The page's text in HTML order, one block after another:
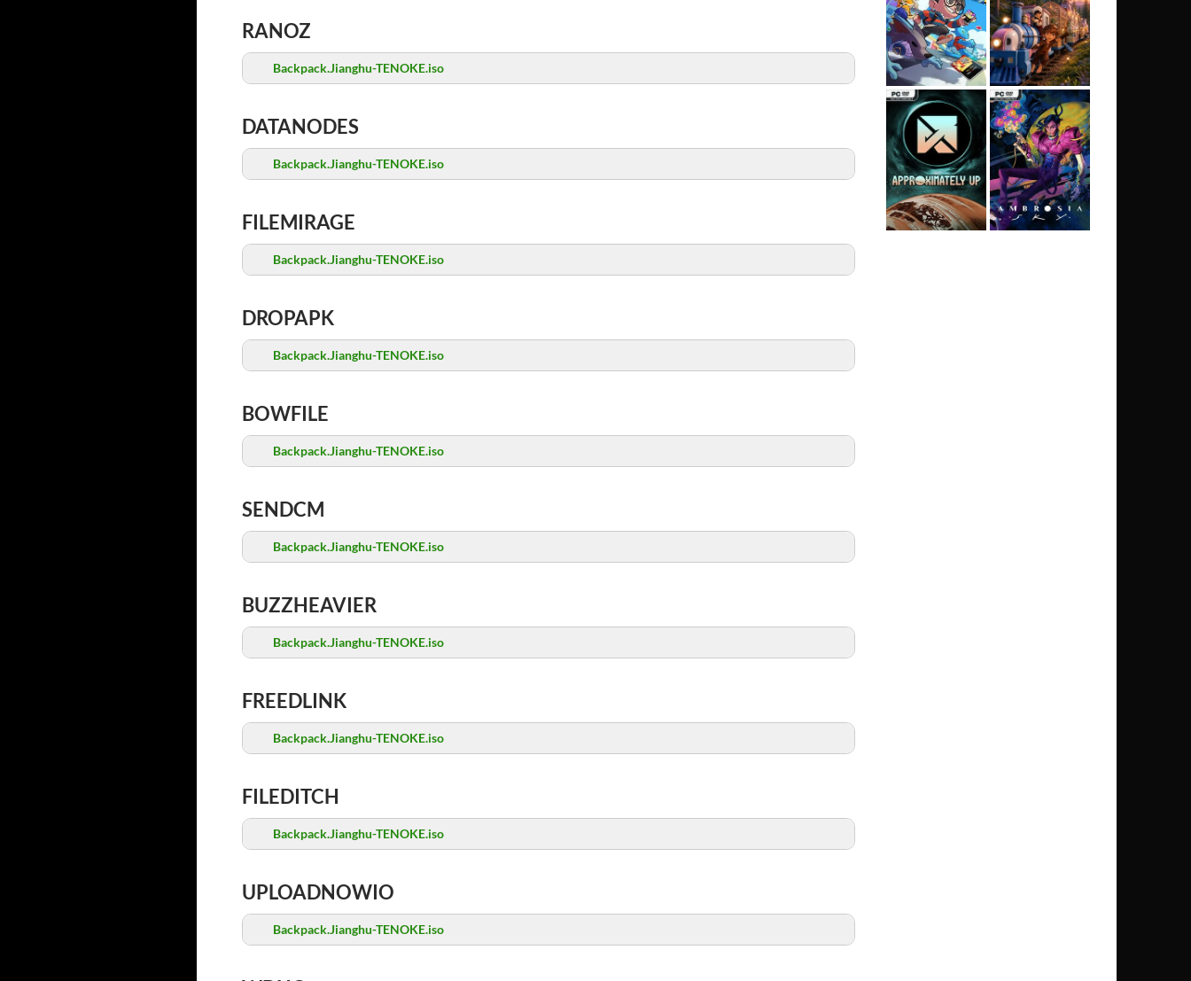
RANOZ
Backpack.Jianghu-TENOKE.iso
DATANODES
Backpack.Jianghu-TENOKE.iso
FILEMIRAGE
Backpack.Jianghu-TENOKE.iso
DROPAPK
Backpack.Jianghu-TENOKE.iso
BOWFILE
Backpack.Jianghu-TENOKE.iso
SENDCM
Backpack.Jianghu-TENOKE.iso
BUZZHEAVIER
Backpack.Jianghu-TENOKE.iso
FREEDLINK
Backpack.Jianghu-TENOKE.iso
FILEDITCH
Backpack.Jianghu-TENOKE.iso
UPLOADNOWIO
Backpack.Jianghu-TENOKE.iso